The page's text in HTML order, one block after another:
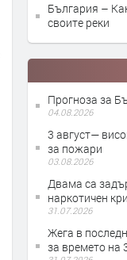
България –
своите реки
Прогноза за
04.08.2026
3 август—
за пожари
03.08.2026
Двама са
наркотичен
31.07.2026
Жега в
за времето на